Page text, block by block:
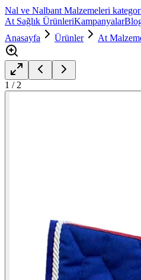
Nal ve Nalbant Malzemeleri
At Sağlık ÜrünleriKampanyalar
Anasayfa
Ürünler At
1 / 2